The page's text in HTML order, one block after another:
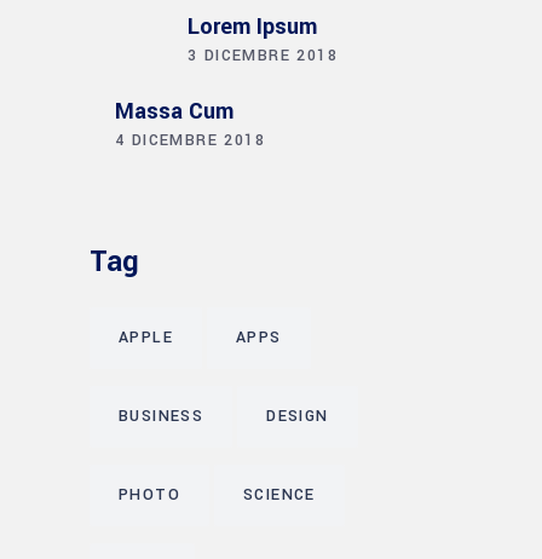
Lorem Ipsum
3 DICEMBRE 2018
Massa Cum
4 DICEMBRE 2018
Tag
APPLE APPS
BUSINESS DESIGN
PHOTO SCIENCE